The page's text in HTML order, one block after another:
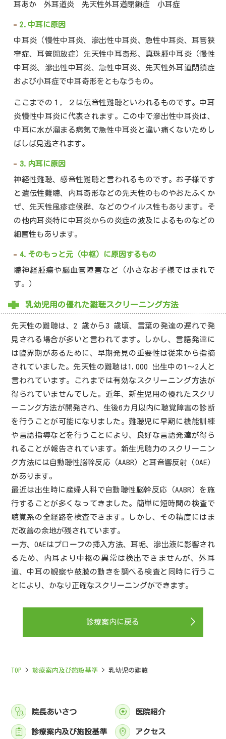
耳あか 外耳道炎 先天性外耳道閉鎖症 小耳症
2.中耳に原因
中耳炎（慢性中耳炎、滲出性中耳炎、急性中耳炎、耳管狭
窄症、耳管開放症）先天性中耳奇形、真珠腫中耳炎（慢性
中耳炎、滲出性中耳炎、急性中耳炎、先天性外耳道閉鎖症
および小耳症で中耳奇形をともなうもの。
ここまでの１，２は伝音性難聴といわれるものです。中耳
炎慢性中耳炎に代表されます。この中で滲出性中耳炎は、
中耳に水が溜まる病気で急性中耳炎と違い痛くないためし
ばしば見逃されます。
3.内耳に原因
神経性難聴、感音性難聴と言われるものです。お子様です
と遺伝性難聴、内耳奇形などの先天性のものやおたふくか
ぜ、先天性風疹症候群、などのウイルス性もあります。そ
の他内耳炎特に中耳炎からの炎症の波及によるものなどの
細菌性もあります。
4.そのもっと元（中枢）に原因するもの
聴神経腫瘍や脳血管障害など（小さなお子様ではまれで
す。）
乳幼児用の優れた難聴スクリーニング方法
先天性の難聴は、2 歳から3 歳頃、言葉の発達の遅れで発
見される場合が多いと言われてます。しかし、言語発達に
は臨界期があるために、早期発見の重要性は従来から指摘
されていました。先天性の難聴は1,000 出生中の1～2人と
言われています。これまでは有効なスクリーニング方法が
得られていませんでした。近年、新生児用の優れたスクリ
ーニング方法が開発され、生後6カ月以内に聴覚障害の診断
を行うことが可能になりました。難聴児に早期に機能訓練
や言語指導などを行うことにより、良好な言語発達が得ら
れることが報告されています。新生児聴力のスクリーニン
グ方法には自動聴性脳幹反応（AABR）と耳音響反射（OAE）
があります。
最近は出生時に産婦人科で自動聴性脳幹反応（AABR）を施
行することが多くなってきました。簡単に短時間の検査で
聴覚系の全経路を検査できます。しかし、その精度にはま
だ改善の余地が残されています。
一方、OAEはプローブの挿入方法、耳垢、滲出液に影響され
るため、内耳より中枢の異常は検出できませんが、外耳
道、中耳の観察や鼓膜の動きを調べる検査と同時に行うこ
とにより、かなり正確なスクリーニングができます。
診療案内に戻る
TOP >診療案内及び施設基準 >乳幼児の難聴
院長あいさつ 医院紹介
診療案内及び施設基準 アクセス